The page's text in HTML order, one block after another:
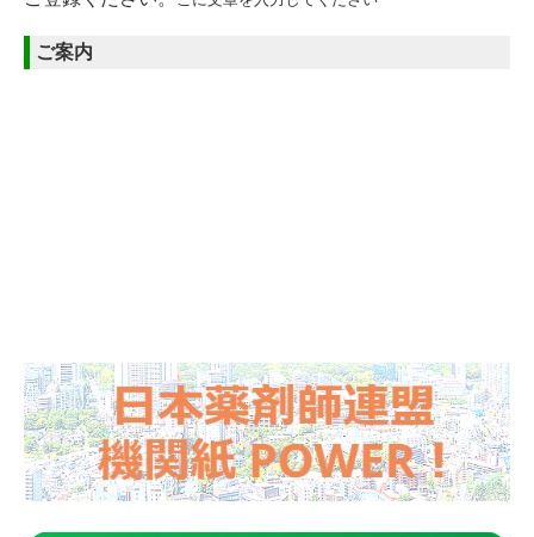
ご案内